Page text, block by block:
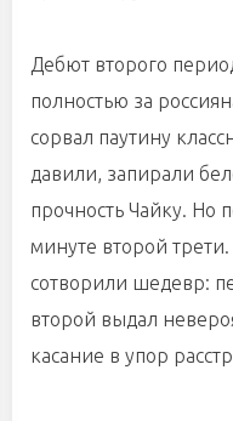
Дебют второго
полностью за
сорвал паутину
давили, запирали
прочность Чайку. Но
минуте второй
сотворили шедевр:
второй выдал
касание в упор